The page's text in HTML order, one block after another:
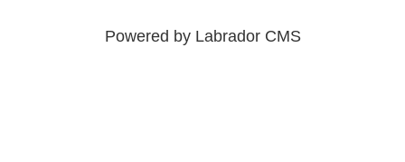
Powered by Labrador CMS